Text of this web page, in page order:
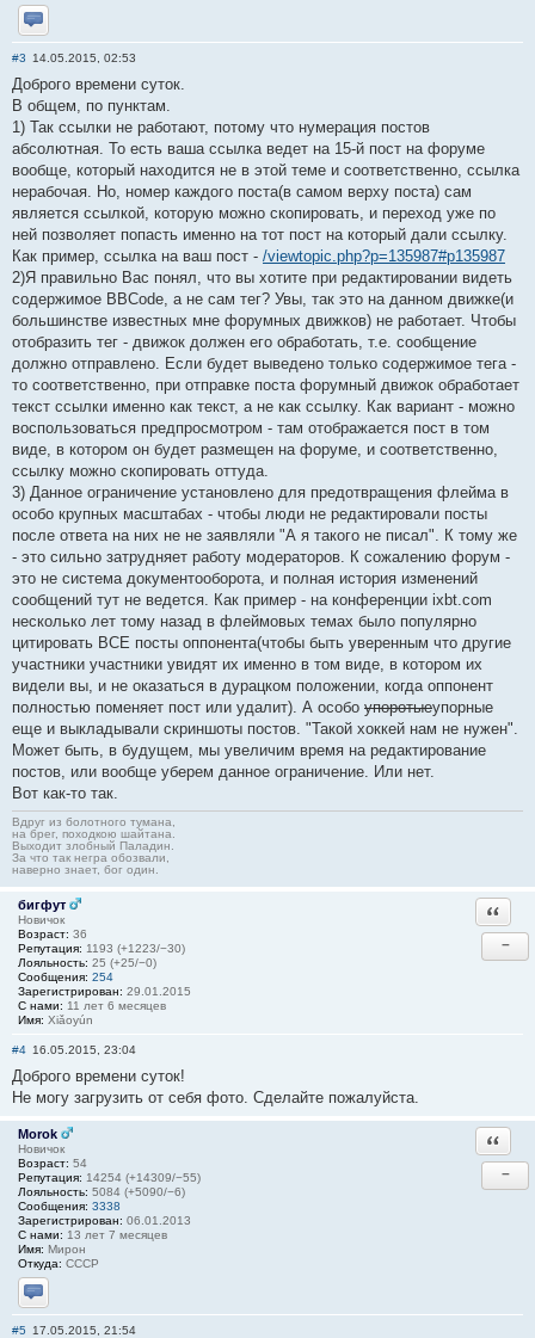
Отправить личное сообщение
#3 14.05.2015, 02:53
Доброго времени суток.
В общем, по пунктам.
1) Так ссылки не работают, потому что нумерация постов
абсолютная. То есть ваша ссылка ведет на 15-й пост на форуме
вообще, который находится не в этой теме и соответственно, ссылка
нерабочая. Но, номер каждого поста(в самом верху поста) сам
является ссылкой, которую можно скопировать, и переход уже по
ней позволяет попасть именно на тот пост на который дали ссылку.
Как пример, ссылка на ваш пост - /viewtopic.php?p=135987#p135987
2)Я правильно Вас понял, что вы хотите при редактировании видеть
содержимое BBCode, а не сам тег? Увы, так это на данном движке(и
большинстве известных мне форумных движков) не работает. Чтобы
отобразить тег - движок должен его обработать, т.е. сообщение
должно отправлено. Если будет выведено только содержимое тега -
то соответственно, при отправке поста форумный движок обработает
текст ссылки именно как текст, а не как ссылку. Как вариант - можно
воспользоваться предпросмотром - там отображается пост в том
виде, в котором он будет размещен на форуме, и соответственно,
ссылку можно скопировать оттуда.
3) Данное ограничение установлено для предотвращения флейма в
особо крупных масштабах - чтобы люди не редактировали посты
после ответа на них не не заявляли "А я такого не писал". К тому же
- это сильно затрудняет работу модераторов. К сожалению форум -
это не система документооборота, и полная история изменений
сообщений тут не ведется. Как пример - на конференции ixbt.com
несколько лет тому назад в флеймовых темах было популярно
цитировать ВСЕ посты оппонента(чтобы быть уверенным что другие
участники участники увидят их именно в том виде, в котором их
видели вы, и не оказаться в дурацком положении, когда оппонент
полностью поменяет пост или удалит). А особо упоротыеупорные
еще и выкладывали скриншоты постов. "Такой хоккей нам не нужен".
Может быть, в будущем, мы увеличим время на редактирование
постов, или вообще уберем данное ограничение. Или нет.
Вот как-то так.
Вдруг из болотного тумана,
на брег, походкою шайтана.
Выходит злобный Паладин.
За что так негра обозвали,
наверно знает, бог один.
бигфут
Новичок
Возраст: 36
Репутация: 1193 (+1223/−30)
Лояльность: 25 (+25/−0)
Сообщения: 254
Зарегистрирован: 29.01.2015
С нами: 11 лет 6 месяцев
Имя: Xiǎoyún
−
#4 16.05.2015, 23:04
Доброго времени суток!
Не могу загрузить от себя фото. Сделайте пожалуйста.
Morok
Новичок
Возраст: 54
Репутация: 14254 (+14309/−55)
Лояльность: 5084 (+5090/−6)
Сообщения: 3338
Зарегистрирован: 06.01.2013
С нами: 13 лет 7 месяцев
Имя: Мирон
Откуда: СССР
Отправить личное сообщение
−
#5 17.05.2015, 21:54